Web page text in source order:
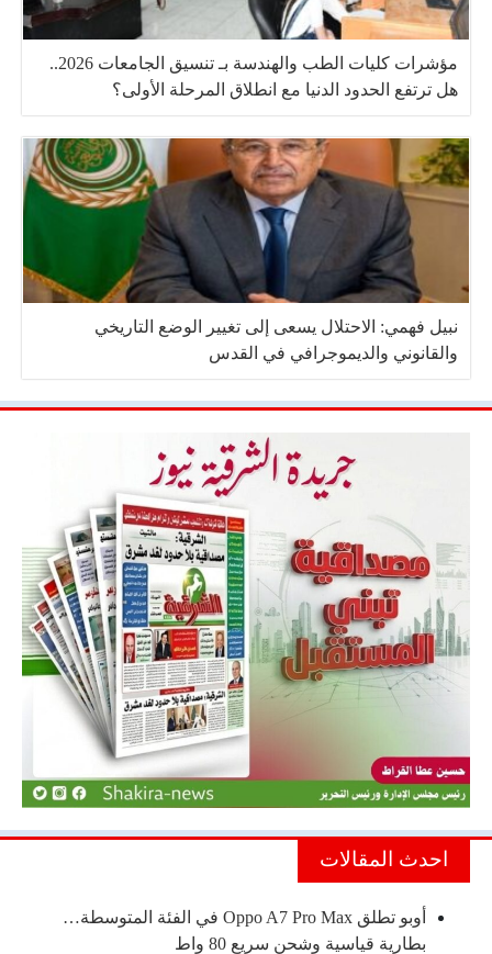
مؤشرات كليات الطب والهندسة بـ تنسيق الجامعات 2026..
هل ترتفع الحدود الدنيا مع انطلاق المرحلة الأولى؟
نبيل فهمي: الاحتلال يسعى إلى تغيير الوضع التاريخي
والقانوني والديموجرافي في القدس
احدث المقالات
أوبو تطلق Oppo A7 Pro Max في الفئة المتوسطة…
بطارية قياسية وشحن سريع 80 واط